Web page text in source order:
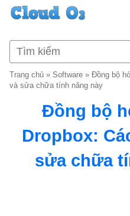
Trang chủ » Software » Đồng bộ
và sửa chữa tính năng này
Đồng bộ
Dropbox:
sửa chữa